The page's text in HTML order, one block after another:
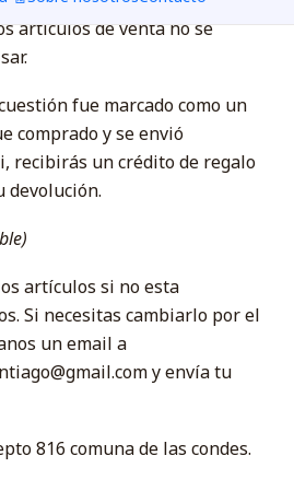
artículos de venta no se
fue marcado como un
comprado y se envió
recibirás un crédito de regalo
devolución.
artículos si no esta
Si necesitas cambiarlo por el
un email a
y envía tu
816 comuna de las condes.